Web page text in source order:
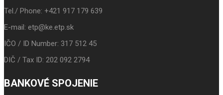
Tel./ Phone: +421 917 179 639
E-mail: etp@ke.etp.sk
IČO / ID Number: 317 512 45
DIČ / Tax ID: 202 092 2794
BANKOVÉ SPOJENIE